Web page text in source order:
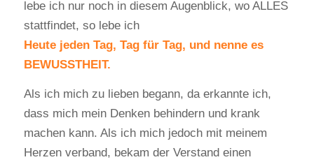
lebe ich nur noch in diesem Augenblick, wo ALLES
stattfindet, so lebe ich
Heute jeden Tag, Tag für Tag, und nenne es
BEWUSSTHEIT.
Als ich mich zu lieben begann, da erkannte ich,
dass mich mein Denken behindern und krank
machen kann. Als ich mich jedoch mit meinem
Herzen verband, bekam der Verstand einen